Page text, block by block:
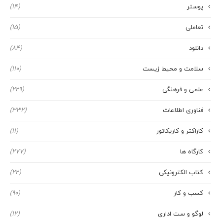
پوستر (14)
تعاملی (15)
دانلود (84)
سلامت و محیط زیست (110)
علمی و فرهنگی (229)
فناوری اطلاعات (332)
کاراکتر و کاریکاتور (11)
کارگاه ها (277)
کتاب الکترونیکی (22)
کسب و کار (90)
لوگو و ست اداری (12)